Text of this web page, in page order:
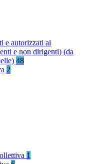
e autorizzati ai
e non dirigenti) (da
48
2
1